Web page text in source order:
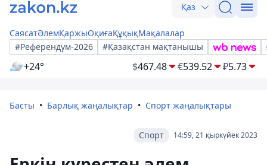
Қаз
СаясатӘлемҚаржыОқиғаҚұқықМақалалар
#Референдум-2026
#Қазақстан мақтанышы
+24° $467.48 €539.52 ₽5.73
Басты Барлық жаңалықтар Спорт жаңалықтары
14:59, 21 қыркүйек 2023
Спорт